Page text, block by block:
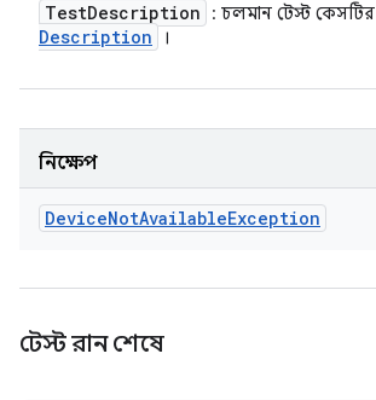
TestDescription : চলমান টেস্ট কেসটির
Description
।
নিক্ষেপ
DeviceNotAvailableException
টেস্ট রান শেষে